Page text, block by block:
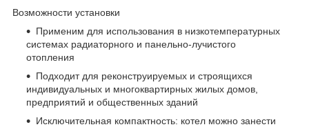
Возможности установки
Применим для использования в низкотемпературных
системах радиаторного и панельно-лучистого
отопления
Подходит для реконструируемых и строящихся
индивидуальных и многоквартирных жилых домов,
предприятий и общественных зданий
Исключительная компактность: котел можно занести